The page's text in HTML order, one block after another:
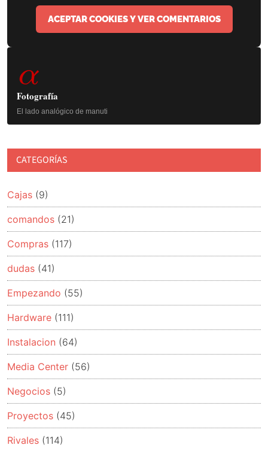
ACEPTAR COOKIES Y VER COMENTARIOS
Barra
lateral
principal
α
Fotografía
El lado analógico de manuti
CATEGORÍAS
Cajas (9)
comandos (21)
Compras (117)
dudas (41)
Empezando (55)
Hardware (111)
Instalacion (64)
Media Center (56)
Negocios (5)
Proyectos (45)
Rivales (114)